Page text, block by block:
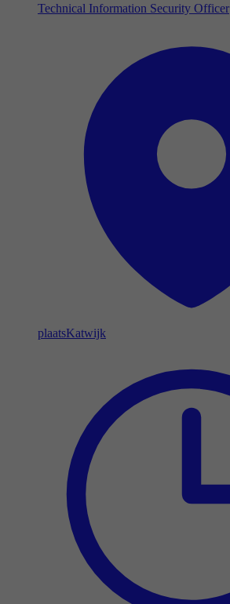
Technical Information Security Officer
plaatsKatwijk